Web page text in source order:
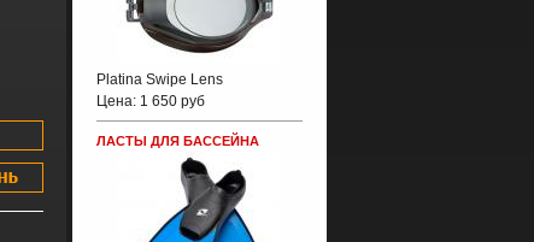
Platina Swipe Lens
Цена: 1 650 руб
ЛАСТЫ ДЛЯ БАССЕЙНА